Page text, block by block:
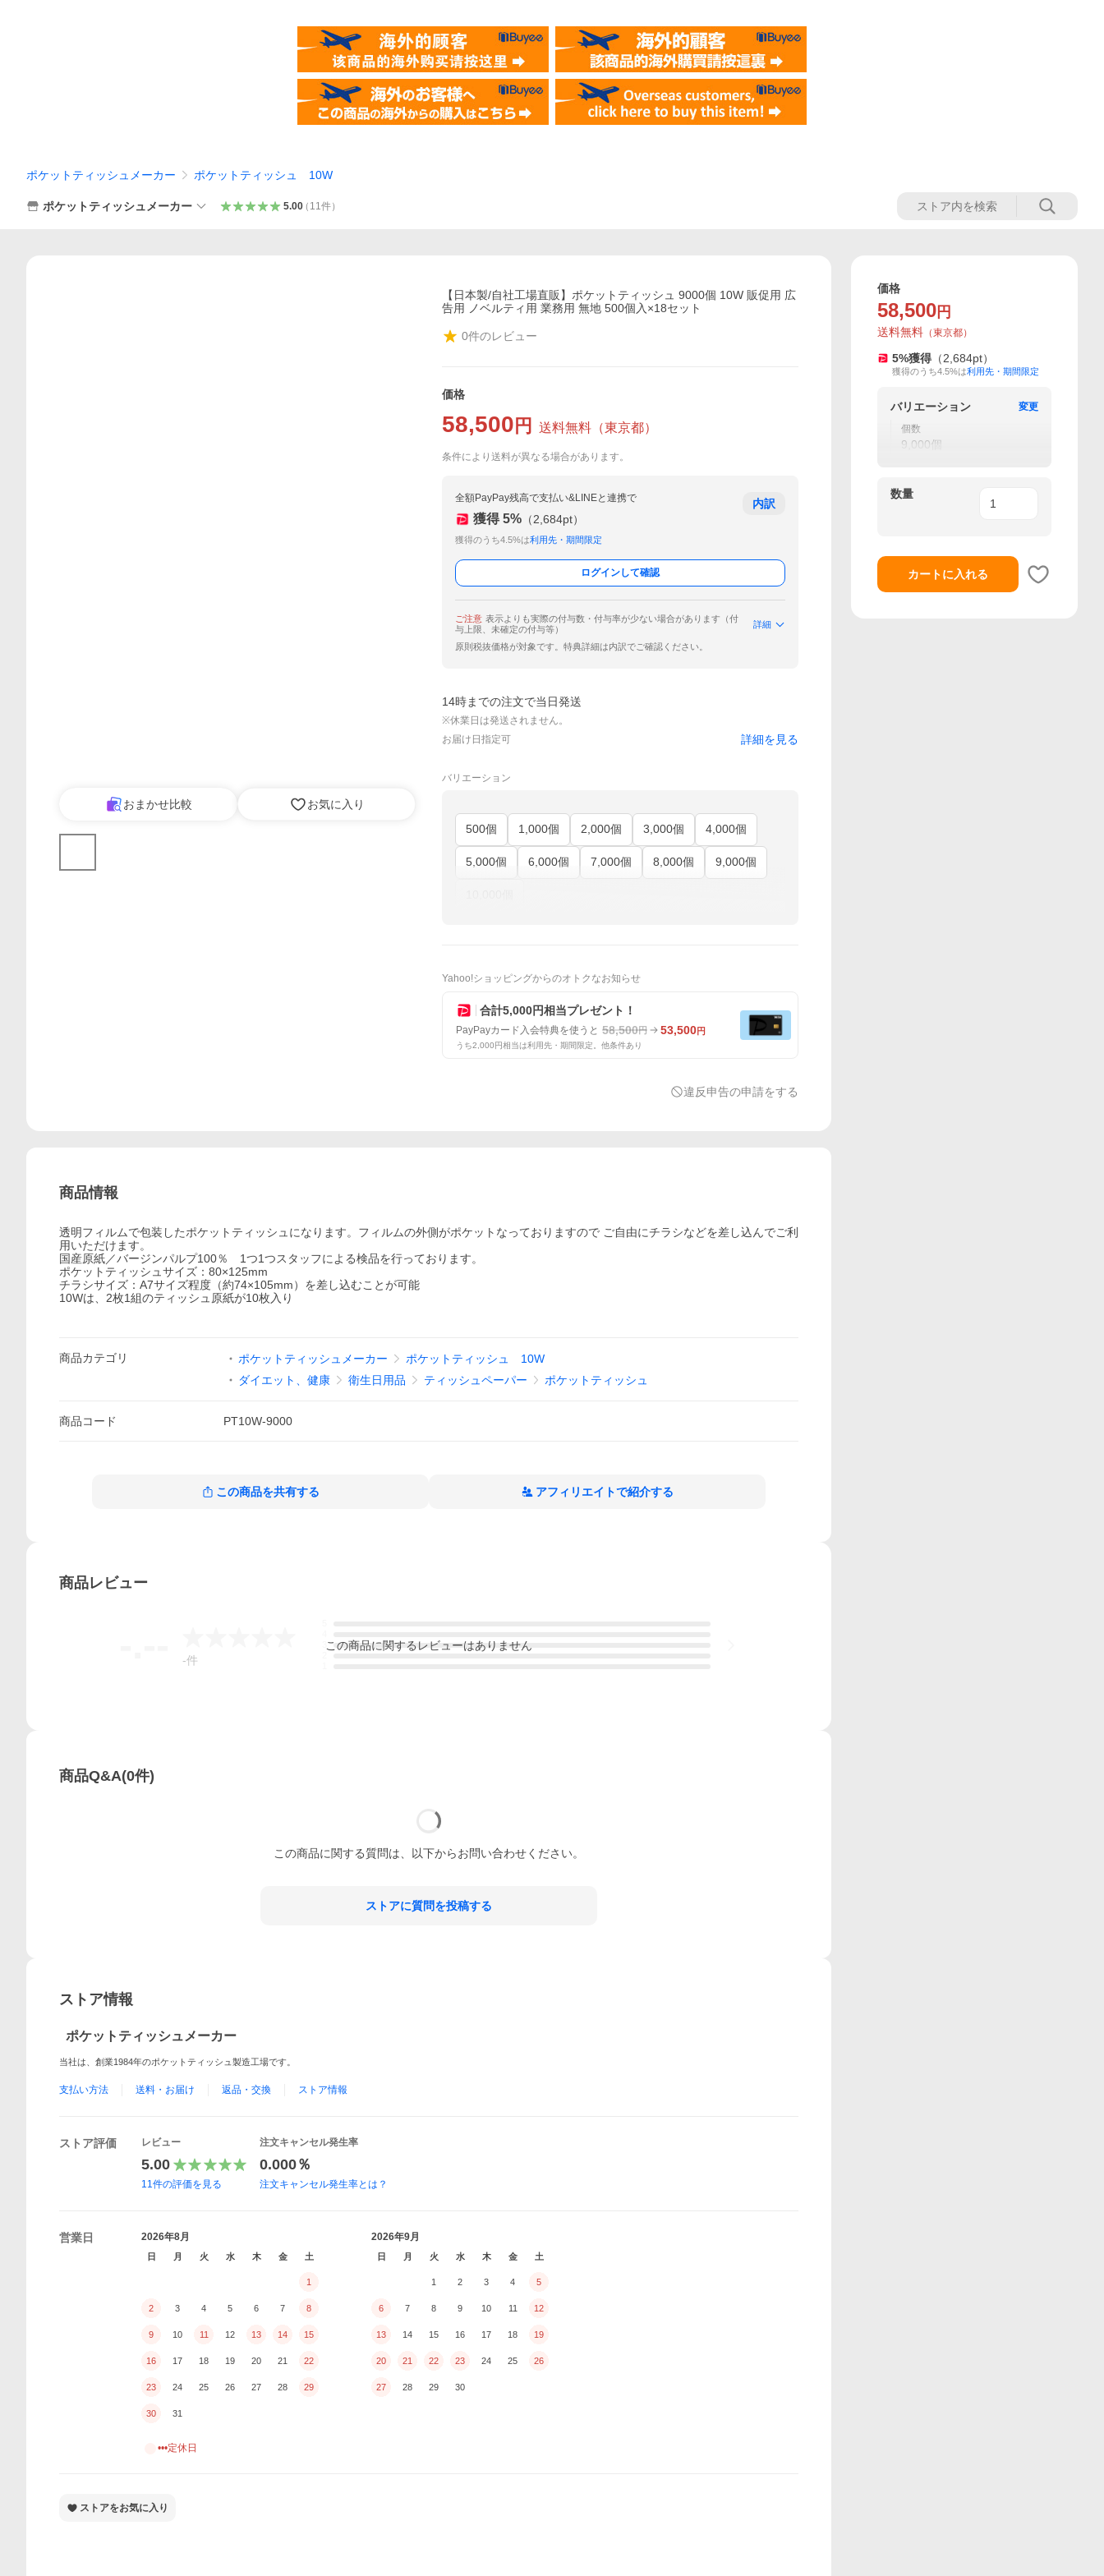
ポケットティッシュメーカー ポケットティッシュ 10W
ポケットティッシュメーカー 5.00（ 11件）
おまかせ比較 お気に入り
【日本製/自社工場直販】ポケットティッシュ 9000個 10W 販促用 広
告用 ノベルティ用 業務用 無地 500個入×18セット
0件のレビュー
価格
58,500 円 送料無料 （東京都）
条件により送料が異なる場合があります。
全額PayPay残高で支払い&LINEと連携で
獲得 5% （2,684pt）
獲得のうち4.5%は利用先・期間限定
内訳
ログインして確認
ご注意 表示よりも実際の付与数・付与率が少ない場合があります（付
与上限、未確定の付与等）
詳細
原則税抜価格が対象です。特典詳細は内訳でご確認ください。
14時までの注文で当日発送
※休業日は発送されません。
お届け日指定可
詳細を見る
バリエーション
500個 1,000個 2,000個 3,000個 4,000個
5,000個 6,000個 7,000個 8,000個 9,000個
Yahoo!ショッピングからのオトクなお知らせ
合計5,000円相当プレゼント！
PayPayカード入会特典を使うと 58,500円 53,500円
うち2,000円相当は利用先・期間限定。他条件あり
違反申告の申請をする
商品情報
透明フィルムで包装したポケットティッシュになります。フィルムの外側がポケットなっておりますので ご自由にチラシなどを差し込んでご利
用いただけます。
国産原紙／バージンパルプ100％ 1つ1つスタッフによる検品を行っております。
ポケットティッシュサイズ：80×125mm
チラシサイズ：A7サイズ程度（約74×105mm）を差し込むことが可能
10Wは、2枚1組のティッシュ原紙が10枚入り
商品カテゴリ ポケットティッシュメーカー
ポケットティッシュ 10W
ダイエット、健康
衛生日用品 ティッシュペーパー ポケットティッシュ
商品コード PT10W-9000
この商品を共有する アフィリエイトで紹介する
商品レビュー
-件
この商品に関するレビューはありません
商品Q&A(0件)
この商品に関する質問は、以下からお問い合わせください。
ストアに質問を投稿する
ストア情報
ポケットティッシュメーカー
当社は、創業1984年のポケットティッシュ製造工場です。
支払い方法 送料・お届け 返品・交換 ストア情報
ストア評価 レビュー
5.00
11件の評価を見る
注文キャンセル発生率
0.000％
注文キャンセル発生率とは？
営業日 2026年8月
日 月 火 水 木 金 土
1
2 3 4 5 6 7 8
9 10 11 12 13 14 15
16 17 18 19 20 21 22
23 24 25 26 27 28 29
30 31
2026年9月
日 月 火 水 木 金 土
1 2 3 4 5
6 7 8 9 10 11 12
13 14 15 16 17 18 19
20 21 22 23 24 25 26
27 28 29 30
•••定休日
ストアをお気に入り
価格
58,500 円
送料無料 （東京都）
5%獲得 （2,684pt）
獲得のうち4.5%は利用先・期間限定
バリエーション
変更
個数
9,000個
数量
カートに入れる